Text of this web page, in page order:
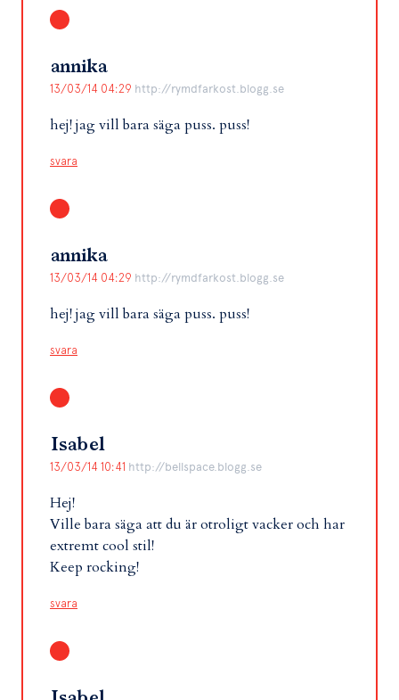
annika
13/03/14 04:29 http://rymdfarkost.blogg.se
hej! jag vill bara säga puss. puss!
svara
annika
13/03/14 04:29 http://rymdfarkost.blogg.se
hej! jag vill bara säga puss. puss!
svara
Isabel
13/03/14 10:41 http://bellspace.blogg.se
Hej!
Ville bara säga att du är otroligt vacker och har
extremt cool stil!
Keep rocking!
svara